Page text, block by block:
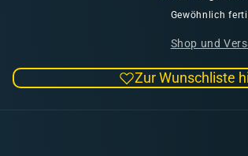
Gewöhnlich
Shop und
Kit
Kit
Zur Wunschliste